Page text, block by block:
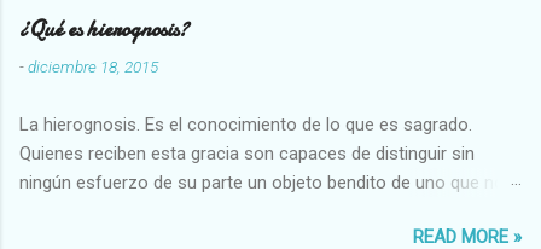
Intelectuales Conocimiento-Error Exacto-Aproximado
Evidente-Probable,etc b) Morales Bueno-malo Bondadoso-
malvado Justo-Injusto Escrupuloso-Relajado Leal-Desleal,etc.
Armonioso-Inarmonioso 4 RELIGIOSOS Santo-Pr...
¿Qué es hierognosis?
-diciembre 18, 2015
La hierognosis. Es el conocimiento de lo que es sagrado.
Quienes reciben esta gracia son capaces de distinguir sin
ningún esfuerzo de su parte un objeto bendito de uno que no
READ MORE »